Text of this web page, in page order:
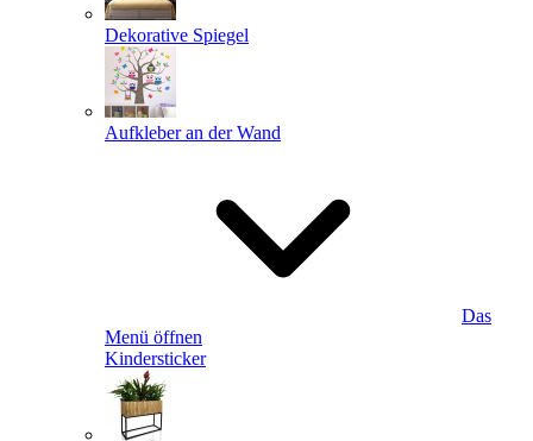
Dekorative Spiegel
Aufkleber an der Wand
Das
Menü öffnen
Kindersticker